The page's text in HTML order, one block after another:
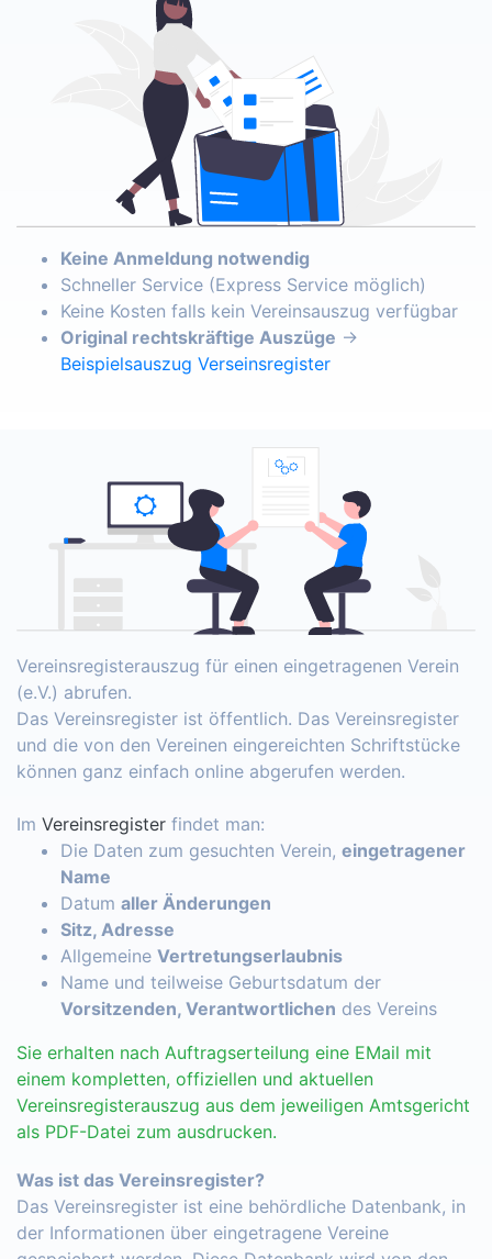
Keine Anmeldung notwendig
Schneller Service (Express Service möglich)
Keine Kosten falls kein Vereinsauszug verfügbar
Original rechtskräftige Auszüge →
Beispielsauszug Verseinsregister
Vereinsregisterauszug für einen eingetragenen Verein
(e.V.) abrufen.
Das Vereinsregister ist öffentlich. Das Vereinsregister
und die von den Vereinen eingereichten Schriftstücke
können ganz einfach online abgerufen werden.
Im Vereinsregister findet man:
Die Daten zum gesuchten Verein, eingetragener
Name
Datum aller Änderungen
Sitz, Adresse
Allgemeine Vertretungserlaubnis
Name und teilweise Geburtsdatum der
Vorsitzenden, Verantwortlichen des Vereins
Sie erhalten nach Auftragserteilung eine EMail mit
einem kompletten, offiziellen und aktuellen
Vereinsregisterauszug aus dem jeweiligen Amtsgericht
als PDF-Datei zum ausdrucken.
Was ist das Vereinsregister?
Das Vereinsregister ist eine behördliche Datenbank, in
der Informationen über eingetragene Vereine